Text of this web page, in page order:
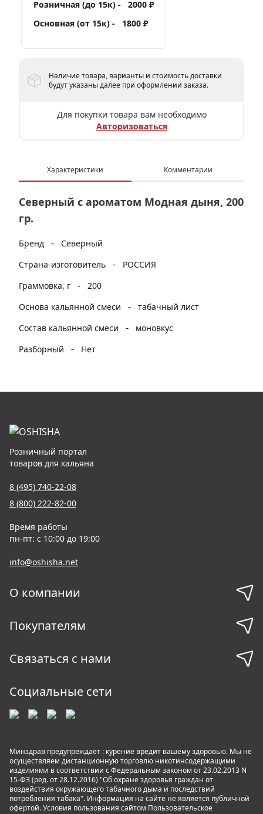
Розничная (до 15к) -
2000 ₽
Основная (от 15к) -
1800 ₽
Наличие товара, варианты и стоимость доставки
будут указаны далее при оформлении заказа.
Для покупки товара вам необходимо
Авторизоваться
Характеристики Комментарии
Северный с ароматом Модная дыня, 200
гр.
Бренд -
Северный
Страна-изготовитель
-
РОССИЯ
Граммовка, г
- 200
Основа кальянной смеси
- табачный лист
Состав кальянной смеси
-
моновкус
Разборный
- Нет
Розничный портал
товаров для кальяна
8 (495) 740-22-08
8 (800) 222-82-00
Время работы
пн-пт: с 10:00 до 19:00
info@oshisha.net
О компании
Покупателям
Связаться с нами
Социальные сети
Минздрав предупреждает : курение вредит вашему здоровью. Мы не
осуществляем дистанционную торговлю никотинсодержащими
изделиями в соответствии с Федеральным законом от 23.02.2013 N
15-ФЗ (ред. от 28.12.2016) "Об охране здоровья граждан от
воздействия окружающего табачного дыма и последствий
потребления табака". Информация на сайте не является публичной
офертой. Условия пользования сайтом Пользовательское